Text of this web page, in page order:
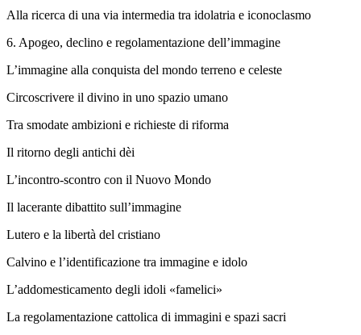
Alla ricerca di una via intermedia tra idolatria e iconoclasmo
6. Apogeo, declino e regolamentazione dell’immagine
L’immagine alla conquista del mondo terreno e celeste
Circoscrivere il divino in uno spazio umano
Tra smodate ambizioni e richieste di riforma
Il ritorno degli antichi dèi
L’incontro-scontro con il Nuovo Mondo
Il lacerante dibattito sull’immagine
Lutero e la libertà del cristiano
Calvino e l’identificazione tra immagine e idolo
L’addomesticamento degli idoli «famelici»
La regolamentazione cattolica di immagini e spazi sacri